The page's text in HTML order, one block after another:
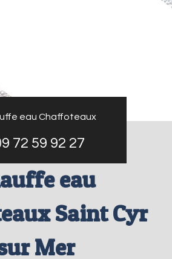
eau Chaffoteaux
72 59 92 27
eau
Saint Cyr
Mer